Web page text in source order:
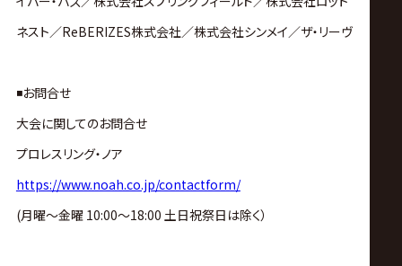
ネスト／ReBERIZES株式会社／株式会社シンメイ／ザ・リーヴ
◾️お問合せ
大会に関してのお問合せ
プロレスリング・ノア
https://www.noah.co.jp/contactform/
(月曜〜金曜 10:00〜18:00 土日祝祭日は除く）